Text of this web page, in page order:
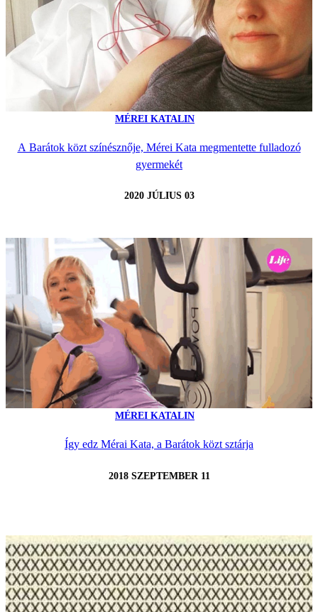
MÉREI KATALIN
A Barátok közt színésznője, Mérei Kata megmentette fulladozó
gyermekét
2020 JÚLIUS 03
MÉREI KATALIN
Így edz Mérai Kata, a Barátok közt sztárja
2018 SZEPTEMBER 11